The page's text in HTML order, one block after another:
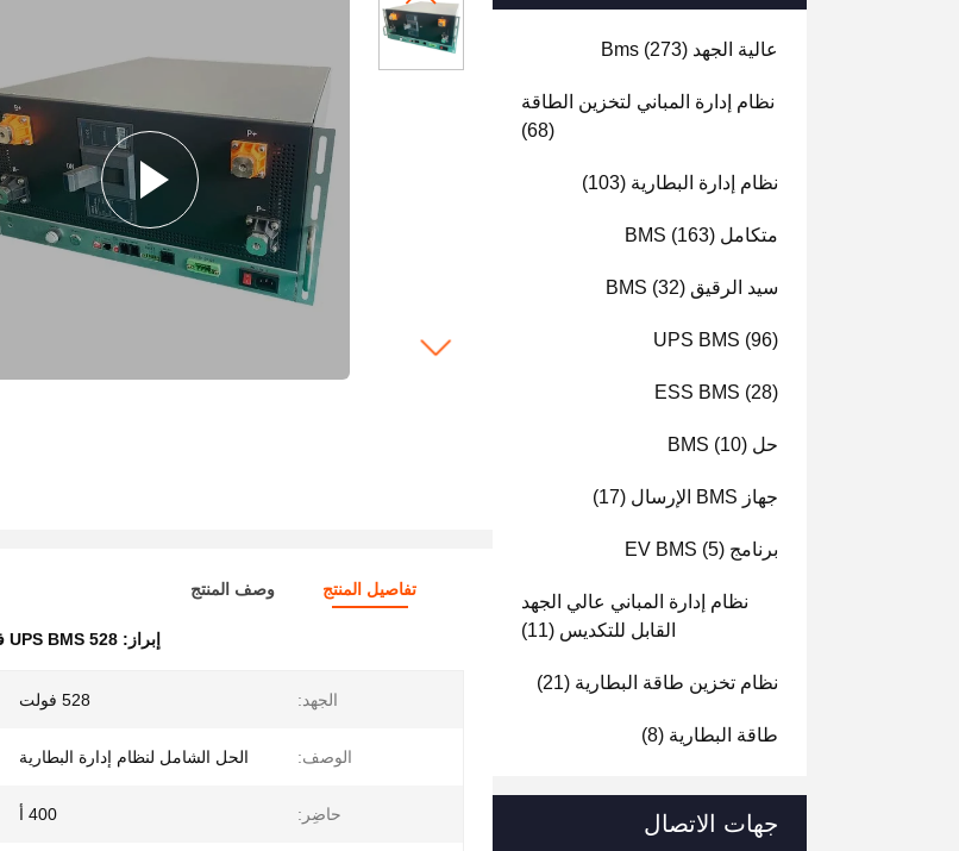
عالية الجهد Bms (273)
نظام إدارة المباني لتخزين الطاقة
(68)
نظام إدارة البطارية (103)
متكامل BMS (163)
سيد الرقيق BMS (32)
UPS BMS (96)
ESS BMS (28)
حل BMS (10)
جهاز BMS الإرسال (17)
برنامج EV BMS (5)
نظام إدارة المباني عالي الجهد
القابل للتكديس (11)
نظام تخزين طاقة البطارية (21)
طاقة البطارية (8)
جهات الاتصال
تفاصيل المنتج وصف المنتج
إبراز: UPS BMS 528 فولت
الجهد: 528 فولت
الوصف: الحل الشامل لنظام إدارة البطارية
حاضِر: 400 أ